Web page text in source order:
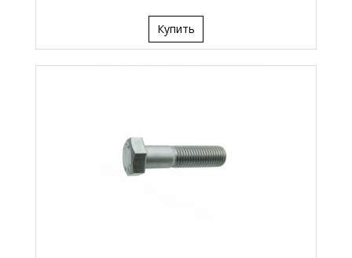
Купить